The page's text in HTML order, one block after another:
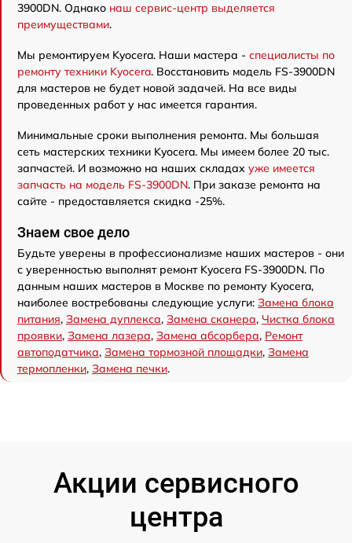
3900DN. Однако наш сервис-центр выделяется
преимуществами.
Мы ремонтируем Kyocera. Наши мастера - специалисты по
ремонту техники Kyocera. Восстановить модель FS-3900DN
для мастеров не будет новой задачей. На все виды
проведенных работ у нас имеется гарантия.
Минимальные сроки выполнения ремонта. Мы большая
сеть мастерских техники Kyocera. Мы имеем более 20 тыс.
запчастей. И возможно на наших складах уже имеется
запчасть на модель FS-3900DN. При заказе ремонта на
сайте - предоставляется скидка -25%.
Знаем свое дело
Будьте уверены в профессионализме наших мастеров - они
с уверенностью выполнят ремонт Kyocera FS-3900DN. По
данным наших мастеров в Москве по ремонту Kyocera,
наиболее востребованы следующие услуги: Замена блока
питания, Замена дуплекса, Замена сканера, Чистка блока
проявки, Замена лазера, Замена абсорбера, Ремонт
автоподатчика, Замена тормозной площадки, Замена
термопленки, Замена печки.
Акции сервисного
центра